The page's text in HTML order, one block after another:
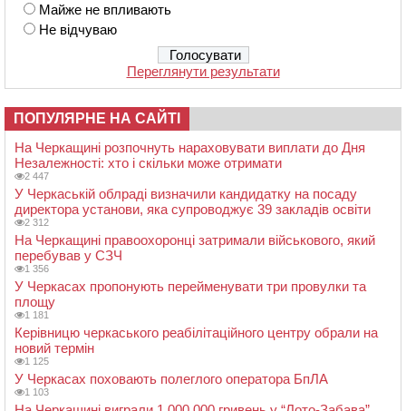
Майже не впливають
Не відчуваю
Переглянути результати
ПОПУЛЯРНЕ НА САЙТІ
На Черкащині розпочнуть нараховувати виплати до Дня
Незалежності: хто і скільки може отримати
2 447
У Черкаській облраді визначили кандидатку на посаду
директора установи, яка супроводжує 39 закладів освіти
2 312
На Черкащині правоохоронці затримали військового, який
перебував у СЗЧ
1 356
У Черкасах пропонують перейменувати три провулки та
площу
1 181
Керівницю черкаського реабілітаційного центру обрали на
новий термін
1 125
У Черкасах поховають полеглого оператора БпЛА
1 103